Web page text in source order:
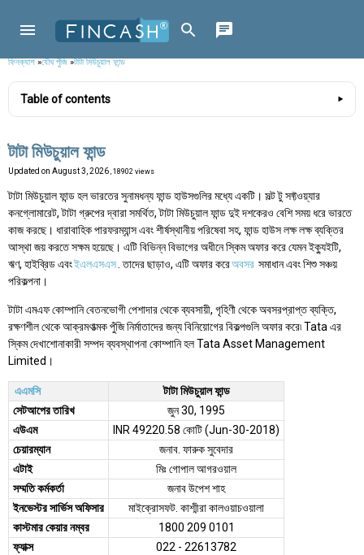
ফিনক্যাশ»যৌথ পুঁজি»টাটা মিউচুয়াল ফান্ড
Table of contents
টাটা মিউচুয়াল ফান্ড
Updated on August 3, 2026 , 18902 views
টাটা মিউচুয়াল ফান্ড হল ভারতের সুনামধন্য ফান্ড হাউসগুলির মধ্যে একটি। সল্ট টু সফ্টওয়্যার
কনগ্লোমারেট, টাটা গ্রুপের দ্বারা সমর্থিত, টাটা মিউচুয়াল ফান্ড দুই দশকেরও বেশি সময় ধরে ভারতে
কাজ করছে। ধারাবাহিক পারফরম্যান্স এবং শীর্ষস্থানীয় পরিষেবা সহ, ফান্ড হাউস লক্ষ লক্ষ ব্যক্তির
আস্থা জয় করতে সক্ষম হয়েছে। এটি বিভিন্ন বিভাগের অধীনে স্কিম অফার করে যেমন ইক্যুইটি,
ঋণ, হাইব্রিড এবংইএলএসএস. তাদের ছাড়াও, এটি অফার করেঅবসর সমাধান এবং শিশু সঞ্চয়
পরিকল্পনা।
টাটা এমএফ কোম্পানি বেতনভোগী পেশাদার থেকে ব্যবসায়ী, গৃহিণী থেকে অবসরপ্রাপ্ত ব্যক্তি,
রক্ষণশীল থেকে আক্রমণাত্মক পুঁজি নির্মাতাদের জন্য বিনিয়োগের বিকল্পগুলি অফার করে৷ Tata এর
স্কিম দেখাশোনাকারী সম্পদ ব্যবস্থাপনা কোম্পানি হল Tata Asset Management
Limited।
এএমসি
টাটা মিউচুয়াল ফান্ড
সেটআপের তারিখ
জুন 30, 1995
এউএম
INR 49220.58 কোটি (Jun-30-2018)
চেয়ারম্যান
জনাব. ফারুক সুবেদার
এটাই
মিঃ গোপাল আগরওয়াল
সম্মতি কর্মকর্তা
জনাব উপেশ শাহ
ইনভেস্টর সার্ভিস অফিসার
মাইক্রোসফট. কাশ্মীরা কালওয়াচওয়ালা
কাস্টমার কেয়ার নম্বর
1800 209 0101
ফ্যাক্স
022 - 22613782